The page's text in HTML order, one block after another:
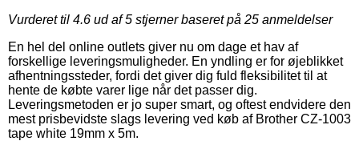
Vurderet til 4.6 ud af 5 stjerner baseret på 25 anmeldelser
En hel del online outlets giver nu om dage et hav af
forskellige leveringsmuligheder. En yndling er for øjeblikket
afhentningssteder, fordi det giver dig fuld fleksibilitet til at
hente de købte varer lige når det passer dig.
Leveringsmetoden er jo super smart, og oftest endvidere den
mest prisbevidste slags levering ved køb af Brother CZ-1003
tape white 19mm x 5m.